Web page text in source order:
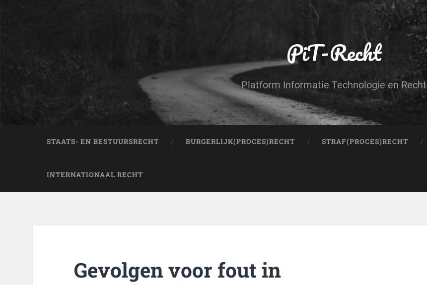
PiT-Recht
Platform Informatie Technologie en Recht
STAATS- EN BESTUURSRECHT BURGERLIJK(PROCES)RECHT STRAF(PROCES)RECHT
INTERNATIONAAL RECHT
Gevolgen voor fout in